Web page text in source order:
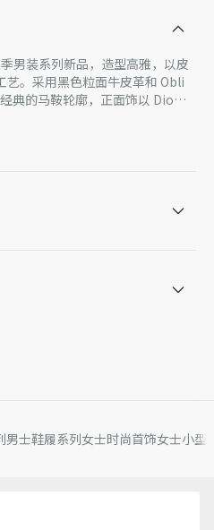
男装系列新品，造型高雅，以皮
。采用黑色粒面牛皮革和 Obli
典的马鞍轮廓，正面饰以 Dior
大号卡夹使用。
品在多个国家生产，您实际购
男士鞋履系列女士时尚首饰女士小型